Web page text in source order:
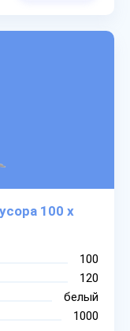
100 х
100
120
белый
1000